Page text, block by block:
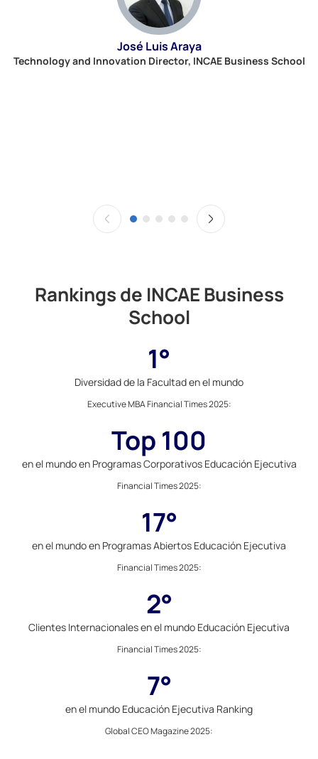
José Luis Araya
Technology and Innovation Director, INCAE Business School
Rankings de INCAE Business
School
1°
Diversidad de la Facultad en el mundo
Executive MBA Financial Times 2025:
Top 100
en el mundo en Programas Corporativos Educación Ejecutiva
Financial Times 2025:
17°
en el mundo en Programas Abiertos Educación Ejecutiva
Financial Times 2025:
2°
Clientes Internacionales en el mundo Educación Ejecutiva
Financial Times 2025:
7°
en el mundo Educación Ejecutiva Ranking
Global CEO Magazine 2025: